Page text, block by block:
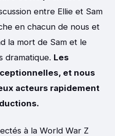
entre Ellie et Sam
en chacun de nous et
la mort de Sam et le
dramatique. Les
et nous
acteurs rapidement
à la World War Z